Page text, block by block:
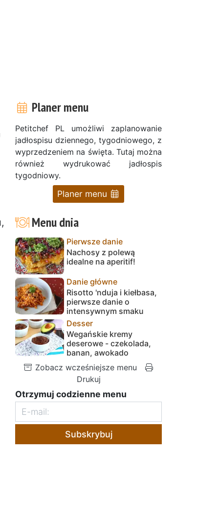
Planer menu
Petitchef PL umożliwi zaplanowanie
jadłospisu dziennego, tygodniowego, z
wyprzedzeniem na święta. Tutaj można
również wydrukować jadłospis
tygodniowy.
Planer menu
Menu dnia
Pierwsze danie
Nachosy z polewą
idealne na aperitif!
Danie główne
Risotto 'nduja i kiełbasa,
pierwsze danie o
intensywnym smaku
Desser
Wegańskie kremy
deserowe - czekolada,
banan, awokado
Zobacz wcześniejsze menu
Drukuj
Otrzymuj codzienne menu
Subskrybuj